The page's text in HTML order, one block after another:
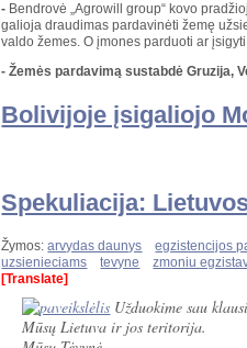
- Bendrovė „Agrowill group“ kovo
galioja draudimas pardavinėti žemę
valdo žemes. O įmones parduoti ar
- Žemės pardavimą sustabdė Gruzija,
Bolivijoje įsigaliojo
Spekuliacija:
Žymos:arvydas daunys egzistencijos
uzsienieciams
tevyne
zmoniu
[Translate]
Užduokime sau
Mūsų Lietuva ir jos teritorija.